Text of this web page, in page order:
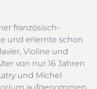
französisch-
und erlernte schon
Violine und
von nur 16 Jahren
und Michel